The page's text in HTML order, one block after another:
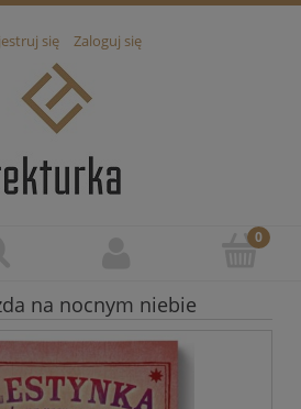
się Zaloguj się
na nocnym niebie